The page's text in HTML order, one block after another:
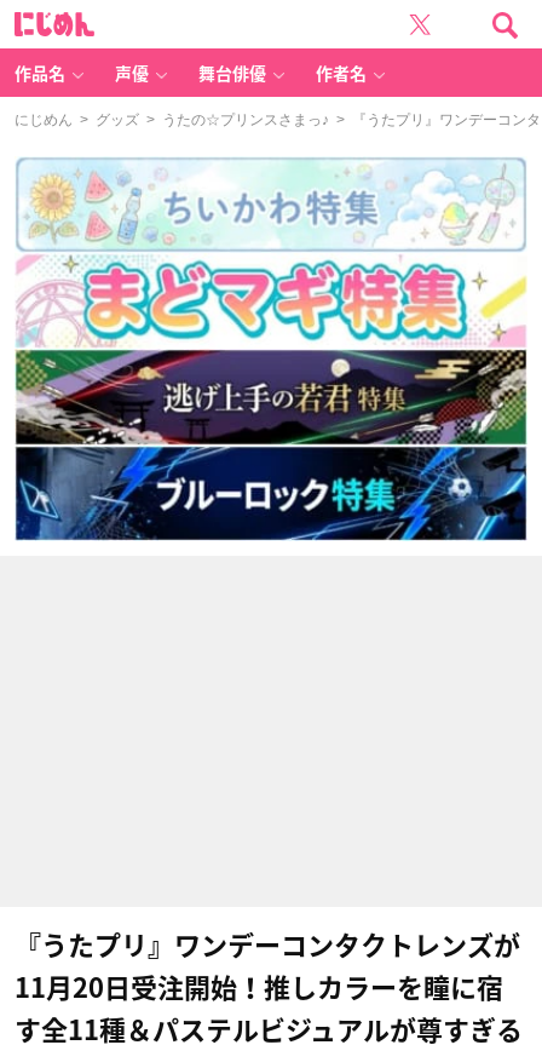
作品名 声優 舞台俳優 作者名
にじめん > グッズ > うたの☆プリンスさまっ♪ > 『うたプリ』ワンデーコン
『うたプリ』ワンデーコンタクトレンズが
11月20日受注開始！推しカラーを瞳に宿
す全11種＆パステルビジュアルが尊すぎる